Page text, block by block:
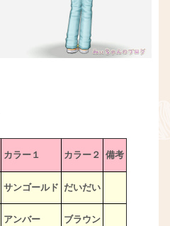
カラー１ カラー２ 備考
サンゴールド だいだい
アンバー ブラウン